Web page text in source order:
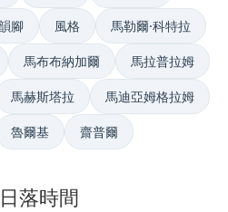
腳 風格 馬勒爾·科特拉
馬布布納加爾 馬拉普拉姆
馬赫斯塔拉 馬迪亞姆格拉姆
魯爾基 齋普爾
落時間